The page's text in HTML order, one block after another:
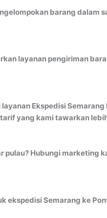
barang dalam
layanan pengiriman
Ekspedisi
yang kami tawarkan
pulau? Hubungi
ekspedisi Semarang ke